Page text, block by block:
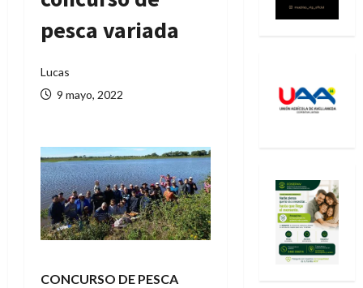
pesca variada
Lucas
9 mayo, 2022
CONCURSO DE PESCA